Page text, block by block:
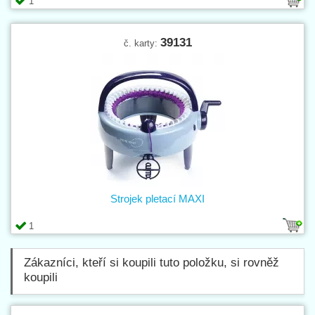
č. karty: 39131
1
Strojek pletací MAXI
Zákazníci, kteří si koupili tuto položku, si rovněž
koupili